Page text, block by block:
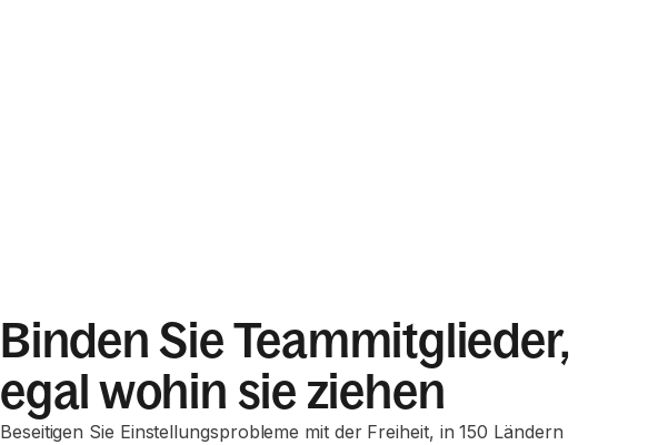
Binden Sie Teammitglieder,
egal wohin sie ziehen
Beseitigen Sie Einstellungsprobleme mit der Freiheit, in 150 Ländern